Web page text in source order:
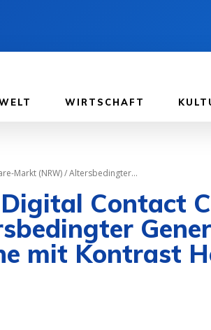
WIRTSCHAFT
Markt (NRW) / Altersbedingter...
Contact
mit Kontrast